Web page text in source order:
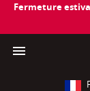
Fermeture
